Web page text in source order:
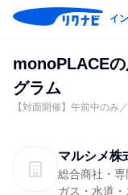
イ
monoPLACE
グラム
【対面開催】午前中のみ
マルシメ株
総合商社・専
ガス・水道